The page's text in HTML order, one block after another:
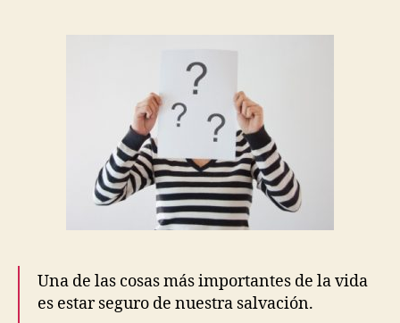
Una de las cosas más importantes de la vida
es estar seguro de nuestra salvación.